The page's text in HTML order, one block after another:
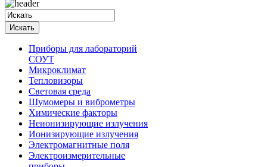
Приборы для лабораторий
СОУТ
Микроклимат
Тепловизоры
Световая среда
Шумомеры и виброметры
Химические факторы
Неионизирующие излучения
Ионизирующие излучения
Электромагнитные поля
Электроизмерительные